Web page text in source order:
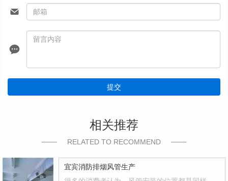
提交
相关推荐
RELATED TO RECOMMEND
宜宾消防排烟风管生产